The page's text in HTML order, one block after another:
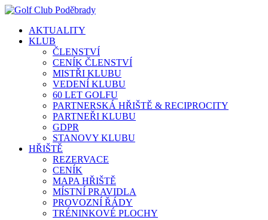
AKTUALITY
KLUB
ČLENSTVÍ
CENÍK ČLENSTVÍ
MISTŘI KLUBU
VEDENÍ KLUBU
60 LET GOLFU
PARTNERSKÁ HŘIŠTĚ & RECIPROCITY
PARTNEŘI KLUBU
GDPR
STANOVY KLUBU
HŘIŠTĚ
REZERVACE
CENÍK
MAPA HŘIŠTĚ
MÍSTNÍ PRAVIDLA
PROVOZNÍ ŘÁDY
TRÉNINKOVÉ PLOCHY